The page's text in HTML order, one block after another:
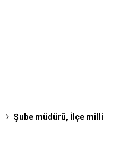
Şube müdürü, İlçe milli